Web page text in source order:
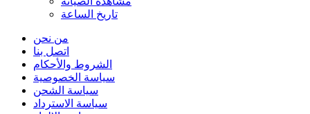
تاريخ الساعة
من نحن
اتصل بنا
الشروط والأحكام
سياسة الخصوصية
سياسة الشحن
سياسة الاسترداد